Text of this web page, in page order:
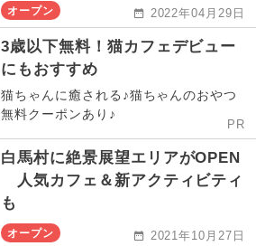
オープン 2022年04月29日
3歳以下無料！猫カフェデビュー
にもおすすめ
猫ちゃんに癒される♪猫ちゃんのおやつ
無料クーポンあり♪
PR
白馬村に絶景展望エリアがOPEN
人気カフェ＆新アクティビティ
も
オープン 2021年10月27日